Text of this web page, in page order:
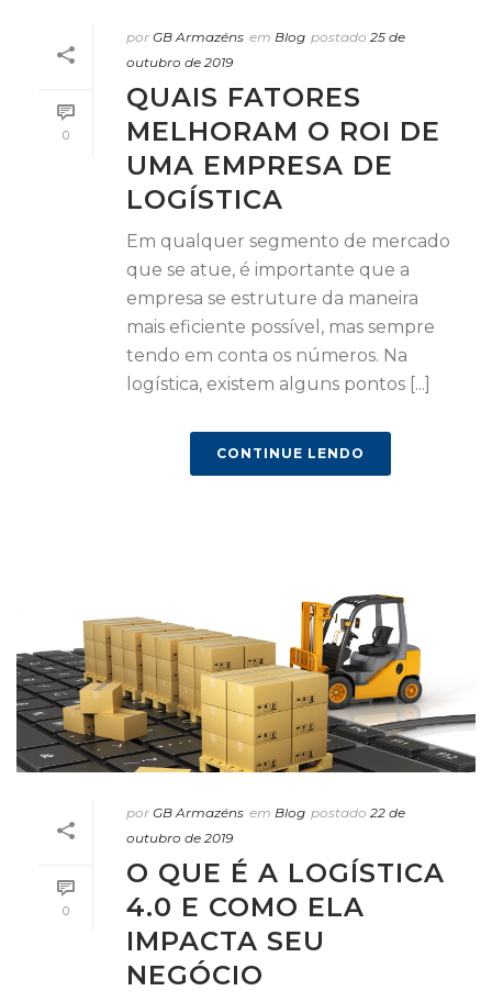
0
por GB Armazéns em Blog postado 25 de
outubro de 2019
QUAIS FATORES
MELHORAM O ROI DE
UMA EMPRESA DE
LOGÍSTICA
Em qualquer segmento de mercado
que se atue, é importante que a
empresa se estruture da maneira
mais eficiente possível, mas sempre
tendo em conta os números. Na
logística, existem alguns pontos [...]
CONTINUE LENDO
0
por GB Armazéns em Blog postado 22 de
outubro de 2019
O QUE É A LOGÍSTICA
4.0 E COMO ELA
IMPACTA SEU
NEGÓCIO